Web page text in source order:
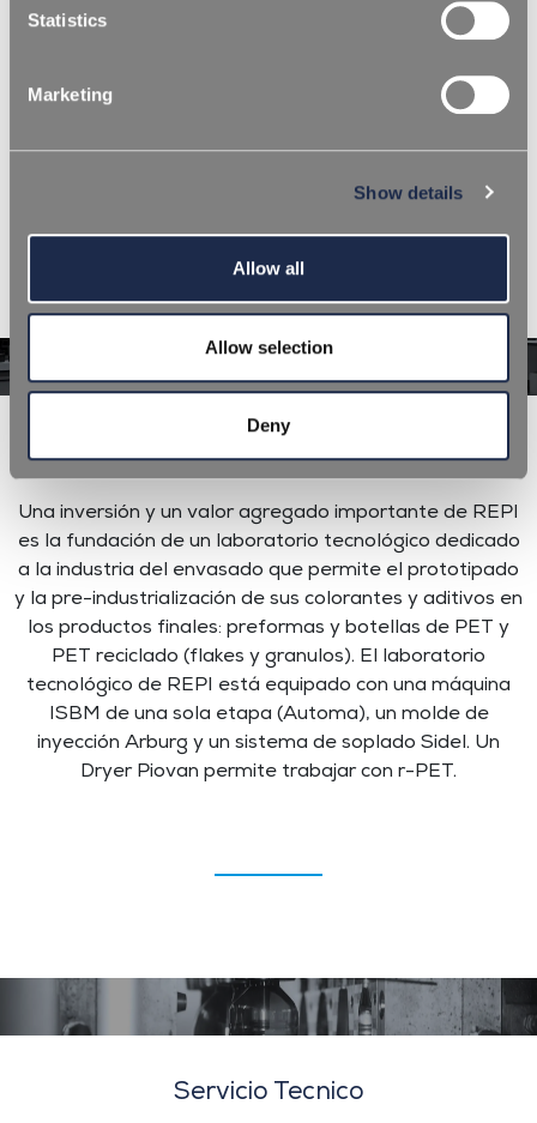
Statistics
Marketing
Show details
Allow all
Allow selection
Deny
estética. Los expertos del departamento de
Investigación y Desarrollo de REPI aplican sus
conocimientos y experiencia en el campo de los
plásticos para proponer soluciones cada vez más
Prototipos
Una inversión y un valor agregado importante de REPI
es la fundación de un laboratorio tecnológico dedicado
a la industria del envasado que permite el prototipado
y la pre-industrialización de sus colorantes y aditivos en
los productos finales: preformas y botellas de PET y
PET reciclado (flakes y granulos). El laboratorio
tecnológico de REPI está equipado con una máquina
ISBM de una sola etapa (Automa), un molde de
inyección Arburg y un sistema de soplado Sidel. Un
Dryer Piovan permite trabajar con r-PET.
Servicio Tecnico